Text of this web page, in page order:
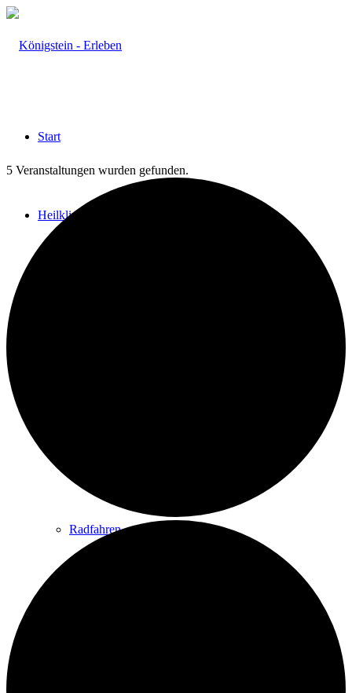
Start
Heilklima
Radfahren
5 Veranstaltungen wurden gefunden.